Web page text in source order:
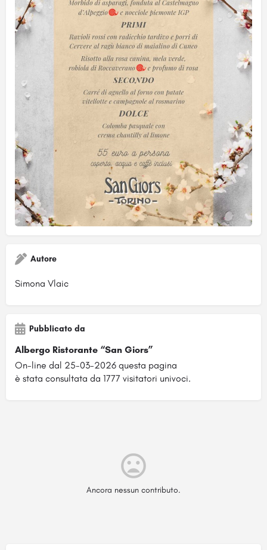
Autore
Simona Vlaic
Pubblicato da
Albergo Ristorante “San Giors”
On-line dal 25-03-2026 questa pagina
è stata consultata da 1777 visitatori univoci.
Ancora nessun contributo.